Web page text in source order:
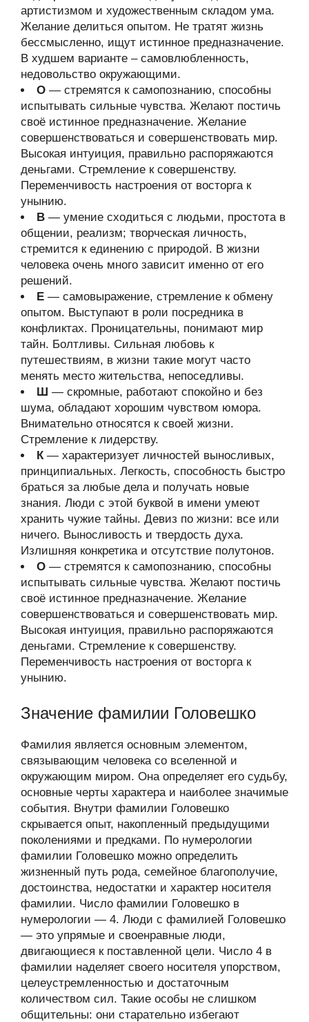
артистизмом и художественным складом ума.
Желание делиться опытом. Не тратят жизнь
бессмысленно, ищут истинное предназначение.
В худшем варианте – самовлюбленность,
недовольство окружающими.
О — стремятся к самопознанию, способны
испытывать сильные чувства. Желают постичь
своё истинное предназначение. Желание
совершенствоваться и совершенствовать мир.
Высокая интуиция, правильно распоряжаются
деньгами. Стремление к совершенству.
Переменчивость настроения от восторга к
унынию.
В — умение сходиться с людьми, простота в
общении, реализм; творческая личность,
стремится к единению с природой. В жизни
человека очень много зависит именно от его
решений.
Е — самовыражение, стремление к обмену
опытом. Выступают в роли посредника в
конфликтах. Проницательны, понимают мир
тайн. Болтливы. Сильная любовь к
путешествиям, в жизни такие могут часто
менять место жительства, непоседливы.
Ш — скромные, работают спокойно и без
шума, обладают хорошим чувством юмора.
Внимательно относятся к своей жизни.
Стремление к лидерству.
К— характеризует личностей выносливых,
принципиальных. Легкость, способность быстро
браться за любые дела и получать новые
знания. Люди с этой буквой в имени умеют
хранить чужие тайны. Девиз по жизни: все или
ничего. Выносливость и твердость духа.
Излишняя конкретика и отсутствие полутонов.
О — стремятся к самопознанию, способны
испытывать сильные чувства. Желают постичь
своё истинное предназначение. Желание
совершенствоваться и совершенствовать мир.
Высокая интуиция, правильно распоряжаются
деньгами. Стремление к совершенству.
Переменчивость настроения от восторга к
унынию.
Значение фамилии Головешко
Фамилия является основным элементом,
связывающим человека со вселенной и
окружающим миром. Она определяет его судьбу,
основные черты характера и наиболее значимые
события. Внутри фамилии Головешко
скрывается опыт, накопленный предыдущими
поколениями и предками. По нумерологии
фамилии Головешко можно определить
жизненный путь рода, семейное благополучие,
достоинства, недостатки и характер носителя
фамилии. Число фамилии Головешко в
нумерологии — 4. Люди с фамилией Головешко
— это упрямые и своенравные люди,
двигающиеся к поставленной цели. Число 4 в
фамилии наделяет своего носителя упорством,
целеустремленностью и достаточным
количеством сил. Такие особы не слишком
общительны: они старательно избегают